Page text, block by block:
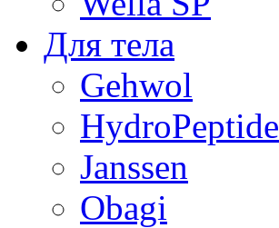
Для тела
Gehwol
HydroPeptide
Janssen
Obagi